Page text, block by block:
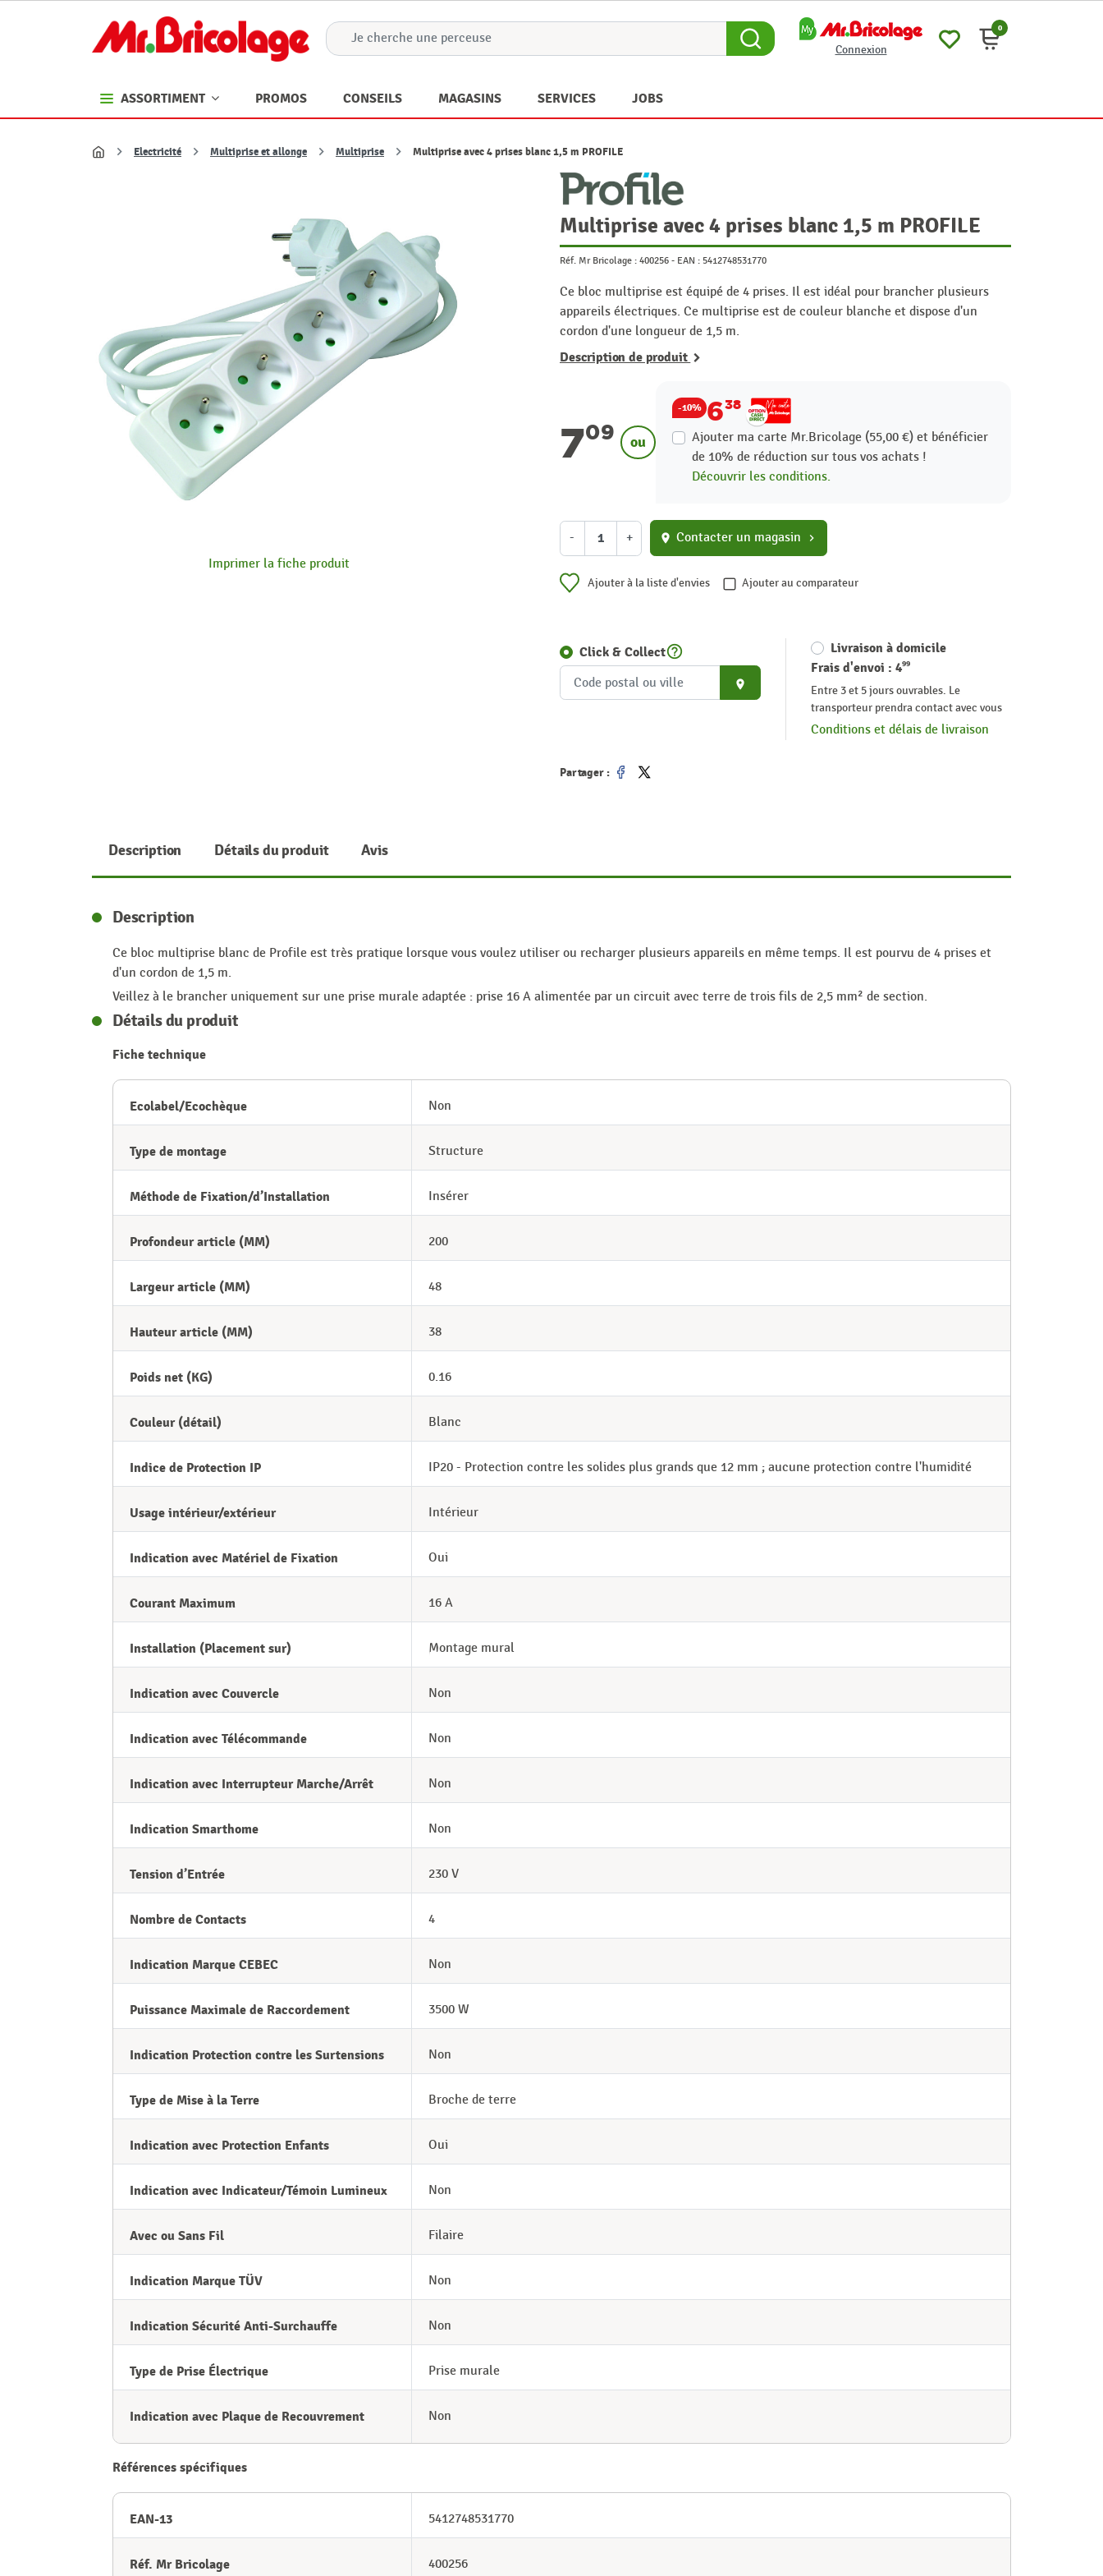
Connexion
0
ASSORTIMENT PROMOS CONSEILS MAGASINS SERVICES JOBS
Accueil
Electricité Multiprise et allonge Multiprise Multiprise avec 4 prises blanc 1,5 m PROFILE
Imprimer la fiche produit
Multiprise avec 4 prises blanc 1,5 m PROFILE
Réf. Mr Bricolage : 400256 - EAN : 5412748531770
Ce bloc multiprise est équipé de 4 prises. Il est idéal pour brancher plusieurs
appareils électriques. Ce multiprise est de couleur blanche et dispose d'un
cordon d'une longueur de 1,5 m.
Description de produit
709 ou
-10% 638
Ajouter ma carte Mr.Bricolage (55,00 €) et bénéficier
de 10%de réduction sur tous vos achats !
Découvrir les conditions.
- + location_on Contacter un magasin chevron_right
Ajouter à la liste d'envies Ajouter au comparateur
Click & Collecthelp_outline
place
Livraison à domicile
Frais d'envoi : 499
Entre 3 et 5 jours ouvrables. Le
transporteur prendra contact avec vous
Conditions et délais de livraison
Partager :
Description Détails du produit Avis
Description
Ce bloc multiprise blanc de Profile est très pratique lorsque vous voulez utiliser ou recharger plusieurs appareils en même temps. Il est pourvu de 4 prises et
d'un cordon de 1,5 m.
Veillez à le brancher uniquement sur une prise murale adaptée : prise 16 A alimentée par un circuit avec terre de trois fils de 2,5 mm² de section.
Détails du produit
Fiche technique
Ecolabel/Ecochèque Non
Type de montage Structure
Méthode de Fixation/d’Installation Insérer
Profondeur article (MM) 200
Largeur article (MM) 48
Hauteur article (MM) 38
Poids net (KG) 0.16
Couleur (détail) Blanc
Indice de Protection IP IP20 - Protection contre les solides plus grands que 12 mm ; aucune protection contre l'humidité
Usage intérieur/extérieur Intérieur
Indication avec Matériel de Fixation Oui
Courant Maximum 16 A
Installation (Placement sur) Montage mural
Indication avec Couvercle Non
Indication avec Télécommande Non
Indication avec Interrupteur Marche/Arrêt Non
Indication Smarthome Non
Tension d’Entrée 230 V
Nombre de Contacts 4
Indication Marque CEBEC Non
Puissance Maximale de Raccordement 3500 W
Indication Protection contre les Surtensions Non
Type de Mise à la Terre Broche de terre
Indication avec Protection Enfants Oui
Indication avec Indicateur/Témoin Lumineux Non
Avec ou Sans Fil Filaire
Indication Marque TÜV Non
Indication Sécurité Anti-Surchauffe Non
Type de Prise Électrique Prise murale
Indication avec Plaque de Recouvrement Non
Références spécifiques
EAN-13 5412748531770
Réf. Mr Bricolage 400256